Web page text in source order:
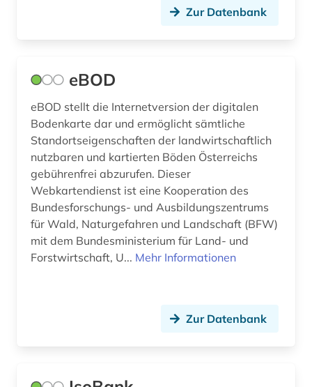
Zur Datenbank
eBOD
eBOD stellt die Internetversion der digitalen
Bodenkarte dar und ermöglicht sämtliche
Standortseigenschaften der landwirtschaftlich
nutzbaren und kartierten Böden Österreichs
gebührenfrei abzurufen. Dieser
Webkartendienst ist eine Kooperation des
Bundesforschungs- und Ausbildungszentrums
für Wald, Naturgefahren und Landschaft (BFW)
mit dem Bundesministerium für Land- und
Forstwirtschaft, U... Mehr Informationen
Zur Datenbank